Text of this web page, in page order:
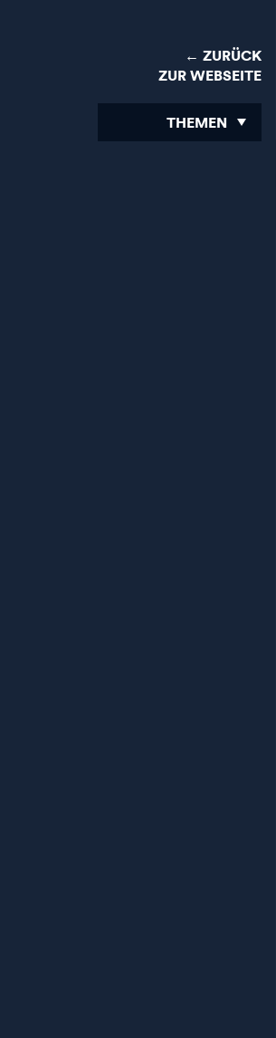
← ZURÜCK
ZUR WEBSEITE
THEMEN